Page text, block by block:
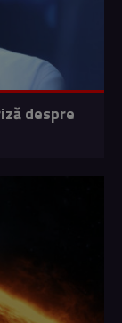
despre